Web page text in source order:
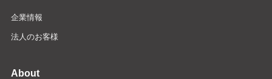
企業情報
法人のお客様
About